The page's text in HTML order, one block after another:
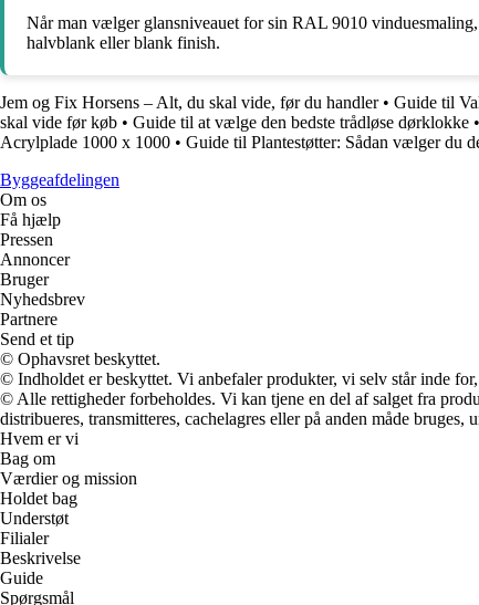
Når man vælger glansniveauet for sin RAL 9010
halvblank eller blank finish.
Jem og Fix Horsens – Alt, du skal vide, før du handler• Guide til
skal vide før køb • Guide til at vælge den bedste trådløse dørklokke •
Acrylplade 1000 x 1000 • Guide til Plantestøtter: Sådan vælger du
Byggeafdelingen
Om os
Få hjælp
Pressen
Annoncer
Bruger
Nyhedsbrev
Partnere
Send et tip
© Ophavsret beskyttet.
© Indholdet er beskyttet. Vi anbefaler produkter, vi selv står inde
© Alle rettigheder forbeholdes. Vi kan tjene en del af salget fra
distribueres, transmitteres, cachelagres eller på anden måde
Hvem er vi
Bag om
Værdier og mission
Holdet bag
Understøt
Filialer
Beskrivelse
Guide
Spørgsmål